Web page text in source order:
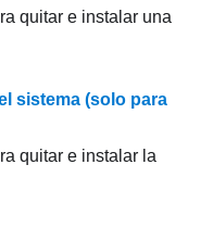
quitar e instalar una
sistema (solo para
quitar e instalar la